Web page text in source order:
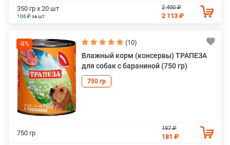
350 гр х 20 шт
106 ₽ за шт
2 400 ₽
2 113 ₽
-8% (10)
Влажный корм (консервы) ТРАПЕЗА
для собак с бараниной (750 гр)
750 гр
750 гр
197 ₽
181 ₽